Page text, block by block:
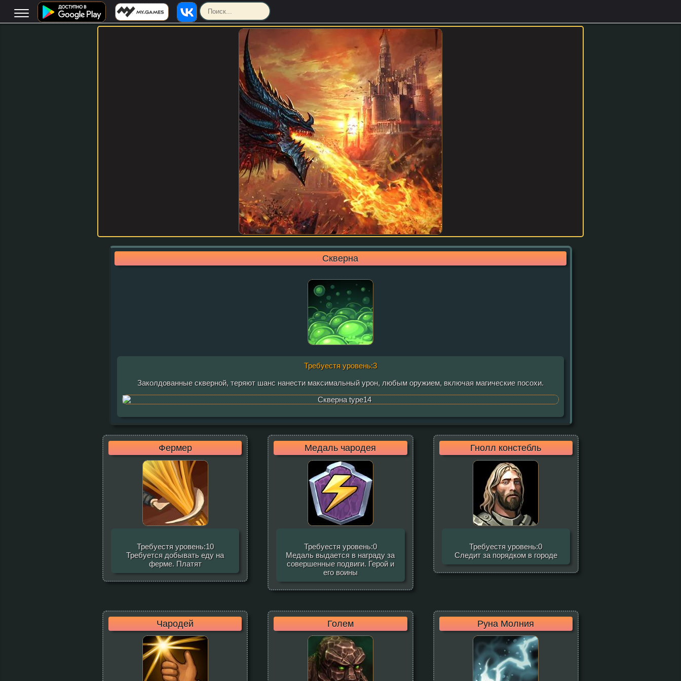
Скверна
Требуестя уровень:3
Заколдованные скверной, теряют шанс нанести максимальный урон, любым оружием, включая магические посохи.
Фермер
Требуестя уровень:10
Требуется добывать еду на
ферме. Платят
Медаль чародея
Требуестя уровень:0
Медаль выдается в награду за
совершенные подвиги. Герой и
его воины
Гнолл констебль
Требуестя уровень:0
Следит за порядком в городе
Чародей Голем Руна Молния